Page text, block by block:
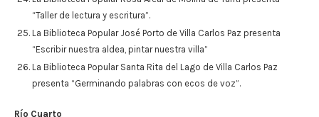
“Taller de lectura y escritura”.
La Biblioteca Popular José Porto de Villa Carlos Paz presenta
“Escribir nuestra aldea, pintar nuestra villa”
La Biblioteca Popular Santa Rita del Lago de Villa Carlos Paz
presenta “Germinando palabras con ecos de voz”.
Río Cuarto